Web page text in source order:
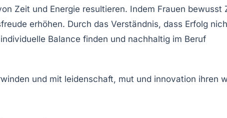
Zeit und Energie resultieren. Indem Frauen bewusst
erhöhen. Durch das Verständnis, dass Erfolg
Balance finden und nachhaltig im Beruf